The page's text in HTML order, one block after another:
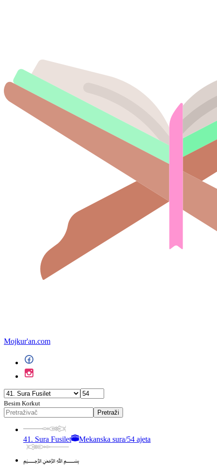
Mojkur'an.com
Besim Korkut
Pretraži
41. Sura Fusilet Mekanska sura/54 ajeta
﷽